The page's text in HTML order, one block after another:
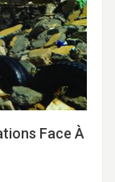
Face À